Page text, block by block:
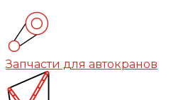
Запчасти для автокранов